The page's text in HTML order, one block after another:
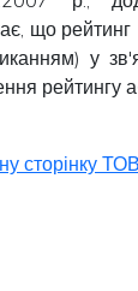
що
у
рейтингу
сторінку